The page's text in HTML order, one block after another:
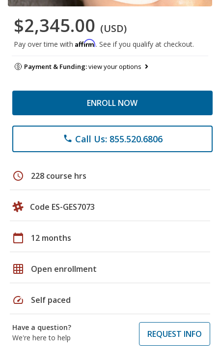
$2,345.00 (USD)
Pay over time with Affirm. See if you qualify at checkout.
Payment & Funding:view your options
ENROLL NOW
phone Call Us: 855.520.6806
schedule 228 course hrs
Code ES-GES7073
calendar_today 12 months
grid_on Open enrollment
speed Self paced
Have a question?
We're here to help
REQUEST INFO